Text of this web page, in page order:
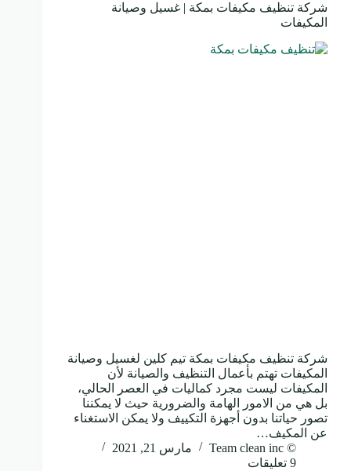
شركة تنظيف مكيفات بمكة | غسيل وصيانة
المكيفات
شركة تنظيف مكيفات بمكة تيم كلين لغسيل وصيانة
المكيفات تهتم بأعمال التنظيف والصيانة لأن
المكيفات ليست مجرد كماليات في العصر الحالي،
بل هي من الامور الهامة والضرورية حيث لا يمكننا
تصور حياتنا بدون أجهزة التكييف ولا يمكن الاستغناء
عن المكيف…
© Team clean inc
مارس 21, 2021
9 تعليقات